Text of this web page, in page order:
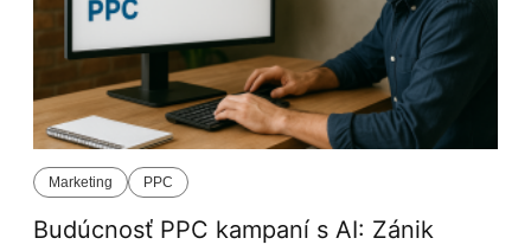
Marketing PPC
Budúcnosť PPC kampaní s AI: Zánik